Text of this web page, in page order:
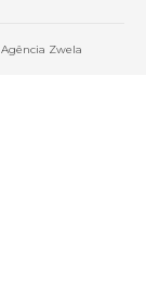
Agência Zwela